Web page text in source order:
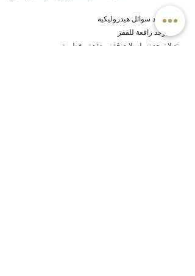
> لا يوجد سوائل هيدروليكية
>لا يوجد رافعة للقفز
> لا توجد تسلسلات قفز معقدة وخطيرة